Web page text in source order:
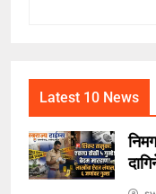
Latest 10 News